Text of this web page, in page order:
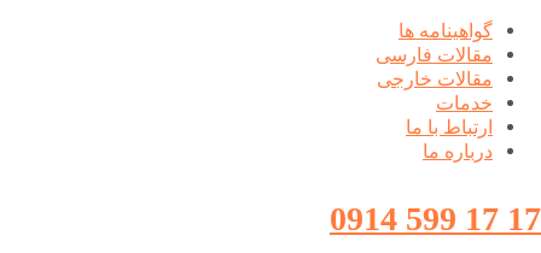
گواهینامه ها
مقالات فارسی
مقالات خارجی
خدمات
ارتباط با ما
درباره ما
17 17 599 0914